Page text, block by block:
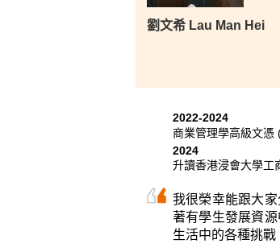
在書院學習的兩
發！感恩有他們
劉文希 Lau Man Hei
2022-2024
商業管理學高級文憑
2024
升讀香港浸會大學工
我很榮幸能跟大
著有學生發展資
生活中的各種挑戰